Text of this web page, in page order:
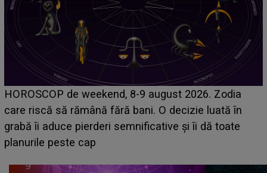
Emanuel a ținut ACEST DETALIU ASCUNS până
acum! În fața Alexandrei, concurentul din Casa Iubirii
face o MĂRTURISIRE NEAȘTEPTATĂ despre mama
sa: "I-am spus și ei în față, eu nu te iubesc pentru